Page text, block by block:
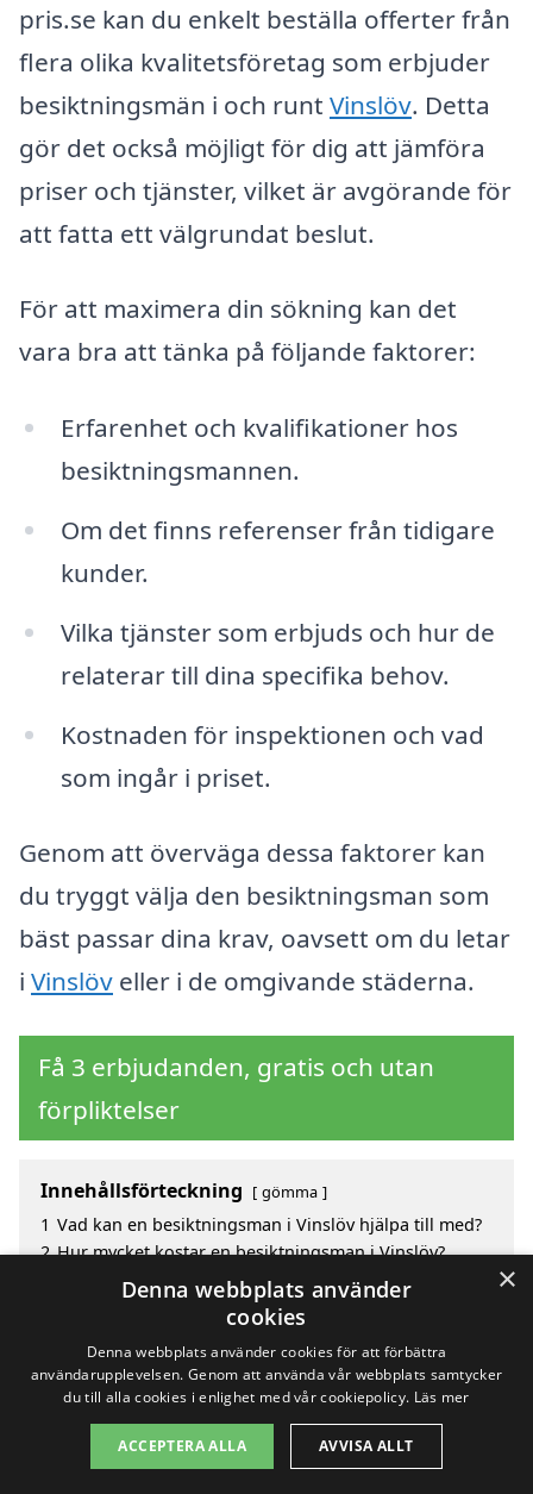
pris.se kan du enkelt beställa offerter från
flera olika kvalitetsföretag som erbjuder
besiktningsmän i och runt Vinslöv. Detta
gör det också möjligt för dig att jämföra
priser och tjänster, vilket är avgörande för
att fatta ett välgrundat beslut.
För att maximera din sökning kan det
vara bra att tänka på följande faktorer:
Erfarenhet och kvalifikationer hos
besiktningsmannen.
Om det finns referenser från tidigare
kunder.
Vilka tjänster som erbjuds och hur de
relaterar till dina specifika behov.
Kostnaden för inspektionen och vad
som ingår i priset.
Genom att överväga dessa faktorer kan
du tryggt välja den besiktningsman som
bäst passar dina krav, oavsett om du letar
i Vinslöv eller i de omgivande städerna.
Få 3 erbjudanden, gratis och utan
förpliktelser
Innehållsförteckning gömma
1 Vad kan en besiktningsman i Vinslöv hjälpa till med?
2 Hur mycket kostar en besiktningsman i Vinslöv?
Fördelar med att välja besiktningsman i Vinslöv
Sök efter en skicklig besiktningsman i de omgivande
Copyright 2026 - Pilanto Aps
Om / kontakt Blogg Webbplatskarta Villkor
×
Denna webbplats använder
cookies
Denna webbplats använder cookies för att förbättra
användarupplevelsen. Genom att använda vår webbplats samtycker
du till alla cookies i enlighet med vår cookiepolicy. Läs mer
ACCEPTERA ALLA AVVISA ALLT